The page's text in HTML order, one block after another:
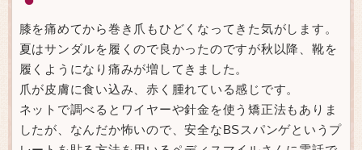
膝を痛めてから巻き爪もひどくなってきた気がします。
夏はサンダルを履くので良かったのですが秋以降、靴を
履くようになり痛みが増してきました。
爪が皮膚に食い込み、赤く腫れている感じです。
ネットで調べるとワイヤーや針金を使う矯正法もありま
したが、なんだか怖いので、安全なBSスパンゲというプ